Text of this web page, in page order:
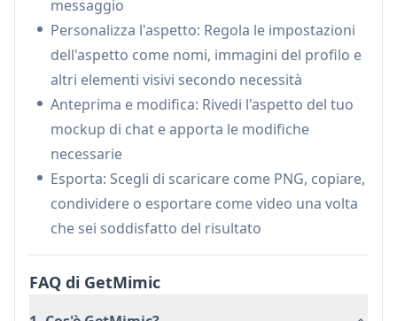
Casi d'uso di GetMimic
Creazione di contenuti di marketing: Crea
mockup di chat realistici per dimostrazioni di
prodotti e materiali di marketing
Narrazione: Genera screenshot di
conversazioni per scrittura creativa,
storyboard o contenuti sui social media
Intrattenimento: Crea conversazioni divertenti
e scherzose o scenari di chat umoristici per
Vantaggi
messaggio
Personalizza l'aspetto: Regola le impostazioni
dell'aspetto come nomi, immagini del profilo e
altri elementi visivi secondo necessità
Anteprima e modifica: Rivedi l'aspetto del tuo
mockup di chat e apporta le modifiche
necessarie
Esporta: Scegli di scaricare come PNG, copiare,
condividere o esportare come video una volta
che sei soddisfatto del risultato
FAQ di GetMimic